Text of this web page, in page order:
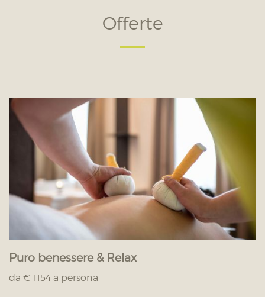
Offerte
Puro benessere & Relax
da € 1154 a persona